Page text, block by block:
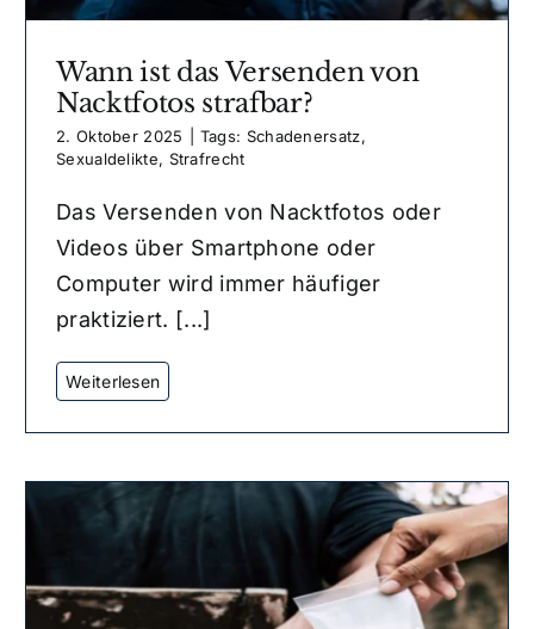
Wann ist das Versenden von
Nacktfotos strafbar?
2. Oktober 2025 Tags: Schadenersatz,
Sexualdelikte, Strafrecht
Das Versenden von Nacktfotos oder
Videos über Smartphone oder
Computer wird immer häufiger
praktiziert. [...]